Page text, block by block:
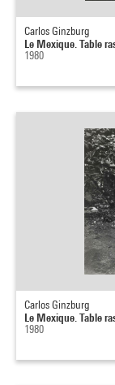
Carlos Ginzburg
Le Mexique. Table
1980
Carlos Ginzburg
Le Mexique. Table
1980